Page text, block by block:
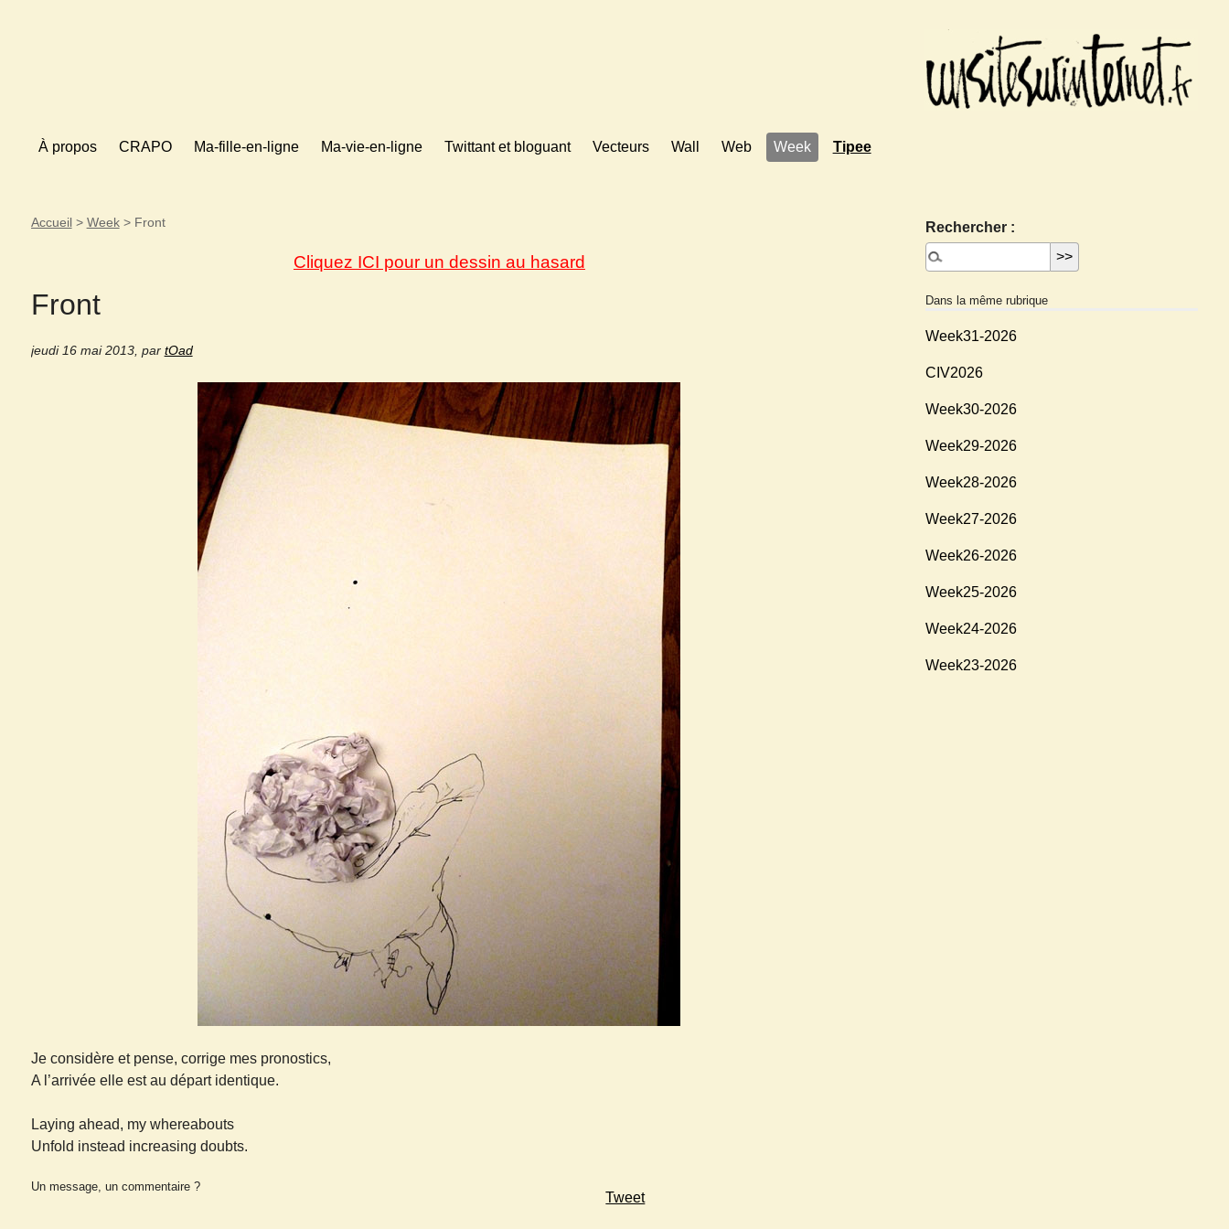
À propos CRAPO Ma-fille-en-ligne Ma-vie-en-ligne Twittant et bloguant Vecteurs Wall Web Week Tipee
Accueil> Week> Front
Cliquez ICI pour un dessin au hasard
Front
jeudi 16 mai 2013, par tOad
Je considère et pense, corrige mes pronostics,
A l’arrivée elle est au départ identique.
Laying ahead, my whereabouts
Unfold instead increasing doubts.
Tweet
Un message, un commentaire ?
Rechercher :
Dans la même rubrique
Week31-2026
CIV2026
Week30-2026
Week29-2026
Week28-2026
Week27-2026
Week26-2026
Week25-2026
Week24-2026
Week23-2026